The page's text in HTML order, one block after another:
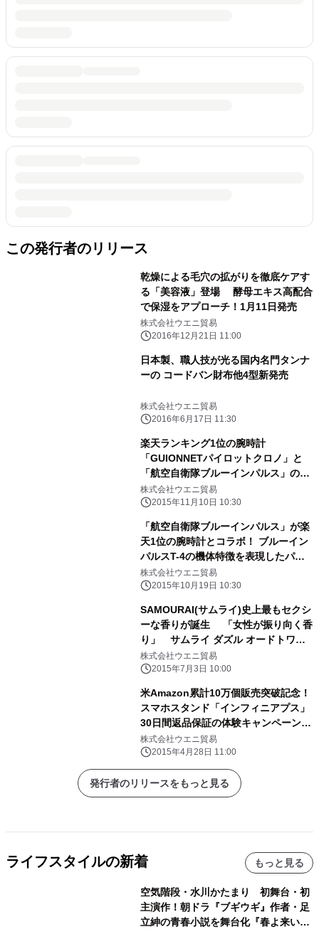
この発行者のリリース
乾燥による毛穴の拡がりを徹底ケアす
る「美容液」登場 酵母エキス高配合
で保湿をアプローチ！1月11日発売
株式会社ウエニ貿易
2016年12月21日 11:00
日本製、職人技が光る国内名門タンナ
ーの コードバン財布他4型新発売
株式会社ウエニ貿易
2016年6月17日 11:30
楽天ランキング1位の腕時計
「GUIONNETパイロットクロノ」と
「航空自衛隊ブルーインパルス」のコ
ラボウォッチが11月7日発売！
株式会社ウエニ貿易
2015年11月10日 10:30
「航空自衛隊ブルーインパルス」が楽
天1位の腕時計とコラボ！ ブルーイン
パルスT-4の機体特徴を表現したパイ
ロットウォッチ販売決定
株式会社ウエニ貿易
2015年10月19日 10:30
SAMOURAI(サムライ)史上最もセクシ
ーな香りが誕生 「女性が振り向く香
り」 サムライ ダズル オードトワレ7
月10日販売開始
株式会社ウエニ貿易
2015年7月3日 10:00
米Amazon累計10万個販売突破記念！
スマホスタンド「インフィニアプス」
30日間返品保証の体験キャンペーン延
長 ～GWの車内をスマートに！
iPhone 6・タブレット等で車内を快適
に～
株式会社ウエニ貿易
2015年4月28日 11:00
発行者のリリースをもっと見る
ライフスタイルの新着 もっと見る
空気階段・水川かたまり 初舞台・初
主演作！朝ドラ『ブギウギ』作者・足
立紳の青春小説を舞台化『春よ来い、